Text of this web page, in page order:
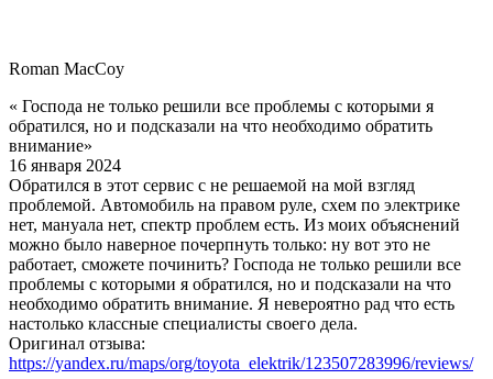
Roman MacCoy
« Господа не только решили все проблемы с которыми я
обратился, но и подсказали на что необходимо обратить
внимание»
16 января 2024
Обратился в этот сервис с не решаемой на мой взгляд
проблемой. Автомобиль на правом руле, схем по электрике
нет, мануала нет, спектр проблем есть. Из моих объяснений
можно было наверное почерпнуть только: ну вот это не
работает, сможете починить? Господа не только решили все
проблемы с которыми я обратился, но и подсказали на что
необходимо обратить внимание. Я невероятно рад что есть
настолько классные специалисты своего дела.
Оригинал отзыва:
https://yandex.ru/maps/org/toyota_elektrik/123507283996/reviews/